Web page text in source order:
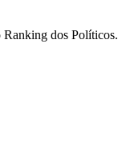
Ranking dos Políticos.